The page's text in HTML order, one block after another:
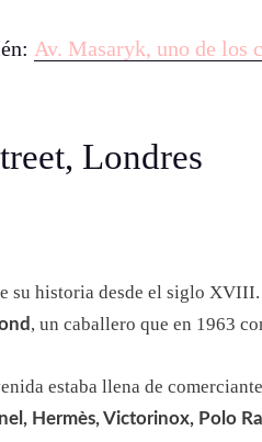
Av. Masaryk, uno de los
Londres
su historia desde el siglo
, un caballero que en 1963
estaba llena de
Hermès, Victorinox, Polo